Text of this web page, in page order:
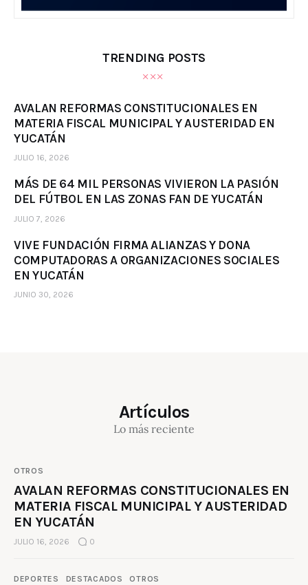
TRENDING POSTS
AVALAN REFORMAS CONSTITUCIONALES EN
MATERIA FISCAL MUNICIPAL Y AUSTERIDAD EN
YUCATÁN
JULIO 16, 2026
MÁS DE 64 MIL PERSONAS VIVIERON LA PASIÓN
DEL FÚTBOL EN LAS ZONAS FAN DE YUCATÁN
JULIO 7, 2026
VIVE FUNDACIÓN FIRMA ALIANZAS Y DONA
COMPUTADORAS A ORGANIZACIONES SOCIALES
EN YUCATÁN
JUNIO 30, 2026
Artículos
Lo más reciente
OTROS
AVALAN REFORMAS CONSTITUCIONALES EN
MATERIA FISCAL MUNICIPAL Y AUSTERIDAD
EN YUCATÁN
JULIO 16, 2026 0
DEPORTES DESTACADOS OTROS